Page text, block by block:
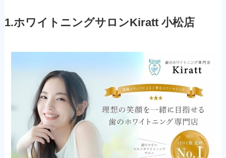
1.ホワイトニングサロンKiratt 小松店